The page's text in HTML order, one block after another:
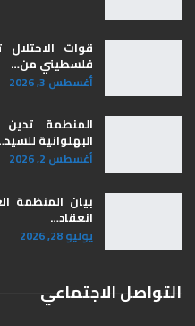
فلسطيني من…
أغسطس 3, 2026
المنطمة تدين
البهلوانية
أغسطس 2, 2026
بيان المنظمة
انعقاد…
يوليو 28, 2026
التواصل الاجتماعي